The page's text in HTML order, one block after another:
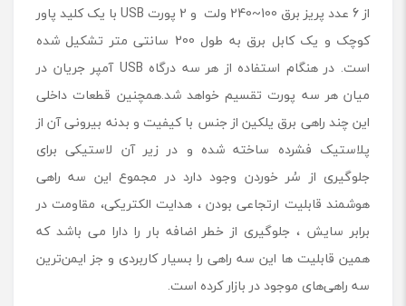
از 6 عدد پریز برق 100~240 ولت و 2 پورت USB با یک کلید پاور
کوچک و یک کابل برق به طول 200 سانتی متر تشکیل شده
است. در هنگام استفاده از هر سه درگاه USB آمپر جریان در
میان هر سه پورت تقسیم خواهد شد.همچنین قطعات داخلی
این چند راهی برق یلکین از جنس با کیفیت و بدنه بیرونی آن از
پلاستیک فشرده ساخته شده و در زیر آن لاستیکی برای
جلوگیری از سُر خوردن وجود دارد در مجموع این سه راهی
هوشمند قابلیت ارتجاعی بودن ، هدایت الکتریکی، مقاومت در
برابر سایش ، جلوگیری از خطر اضافه بار را دارا می باشد که
همین قابلیت ها این سه راهی را بسیار کاربردی و جز ایمن‌ترین
سه راهی‌های موجود در بازار کرده است.